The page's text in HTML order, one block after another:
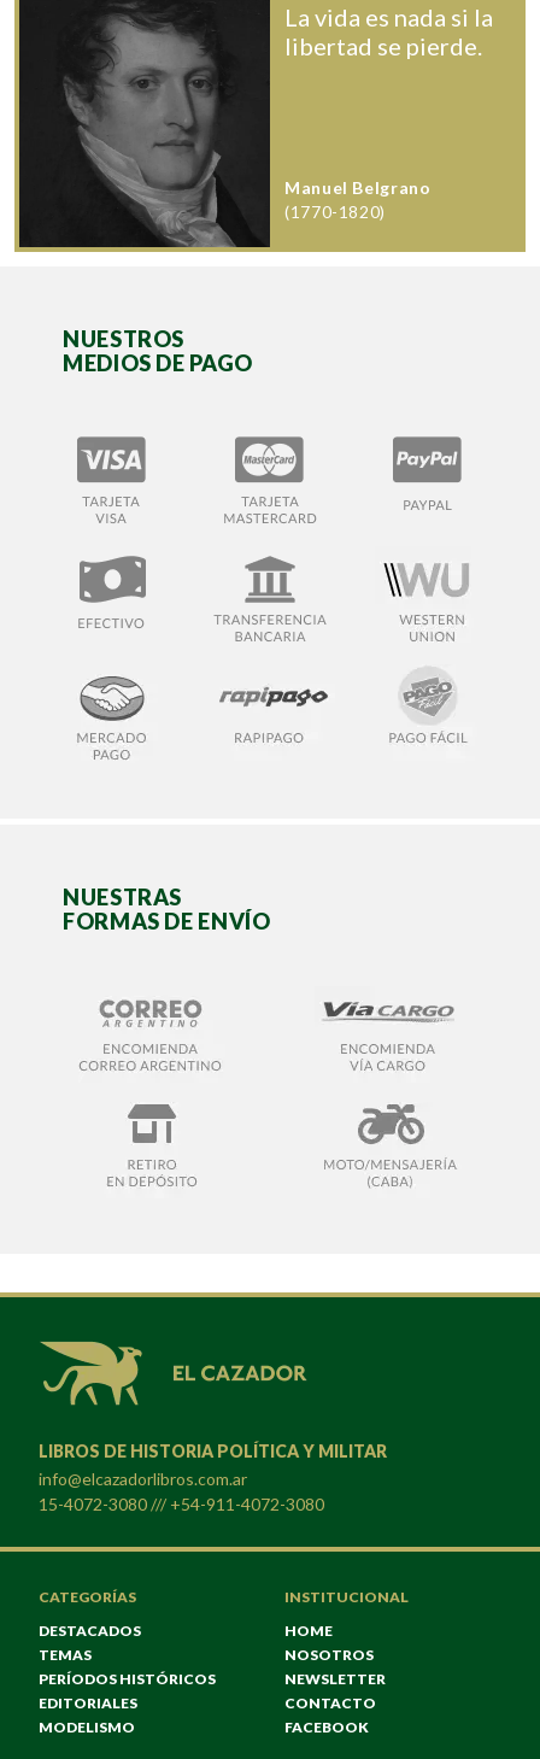
La vida es nada si la
libertad se pierde.
Manuel Belgrano
(1770-1820)
NUESTROS
MEDIOS DE PAGO
NUESTRAS
FORMAS DE ENVÍO
LIBROS DE HISTORIA POLÍTICA Y MILITAR
info@elcazadorlibros.com.ar
15-4072-3080 /// +54-911-4072-3080
CATEGORÍAS
DESTACADOS
TEMAS
PERÍODOS HISTÓRICOS
EDITORIALES
MODELISMO
INSTITUCIONAL
HOME
NOSOTROS
NEWSLETTER
CONTACTO
FACEBOOK